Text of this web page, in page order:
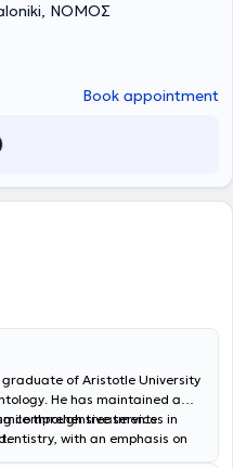
ΝΟΜΟΣ
Book appointment
of Aristotle University
He has maintained a
comprehensive services in
with an emphasis on
through treatments